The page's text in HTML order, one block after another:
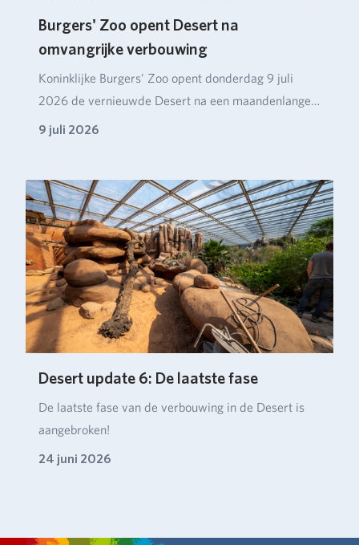
Burgers' Zoo opent Desert na
omvangrijke verbouwing
Koninklijke Burgers’ Zoo opent donderdag 9 juli
2026 de vernieuwde Desert na een maandenlange
verbou…
9 juli 2026
Desert update 6: De laatste fase
De laatste fase van de verbouwing in de Desert is
aangebroken!
24 juni 2026